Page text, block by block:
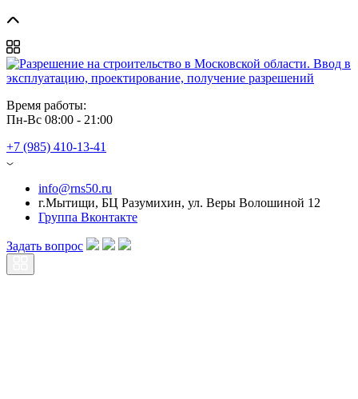
Время работы:
Пн-Вс 08:00 - 21:00
+7 (985) 410-13-41
info@rns50.ru
г.Мытищи, БЦ Разумихин, ул. Веры Волошиной 12
Группа Вконтакте
Задать вопрос